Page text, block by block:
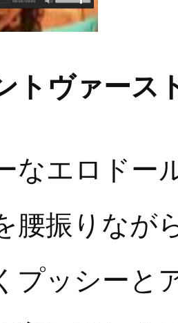
トヴァース
なエロドー
腰振りなが
プッシーと